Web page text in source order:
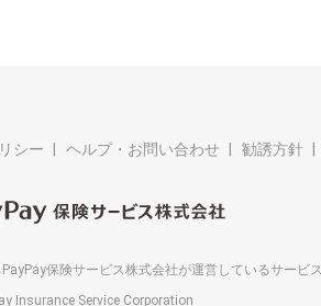
シー ヘルプ・お問い合わせ 勧誘方針
PayPay保険サービス株式会社が運営しているサービ
Insurance Service Corporation